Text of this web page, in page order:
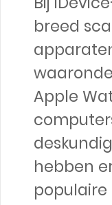
breed
Apple
hebben